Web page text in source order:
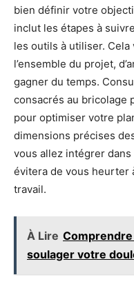
bien définir votre
inclut les étapes à
les outils à utiliser.
l’ensemble du projet,
gagner du temps.
consacrés au bricolage
pour optimiser votre
dimensions précises
vous allez intégrer
évitera de vous heurter
travail.
À Lire
soulager votre